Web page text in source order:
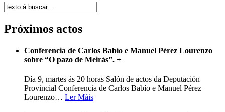
Próximos actos
Conferencia de Carlos Babío e Manuel Pérez Lourenzo
sobre “O pazo de Meirás”. +
Día 9, martes ás 20 horas Salón de actos da Deputación
Provincial Conferencia de Carlos Babío e Manuel Pérez
Lourenzo… Ler Máis